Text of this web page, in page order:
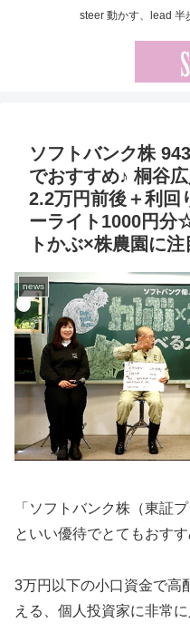
steer 動かす、lead 半
ソフトバンク株
でおすすめ♪ 桐谷
2.2万円前後＋利回
ーライト1000円分
トかぶ×株農園に注
news
「ソフトバンク株（東証
といい優待でとてもおす
3万円以下の小口資金で高
える、個人投資家に非常